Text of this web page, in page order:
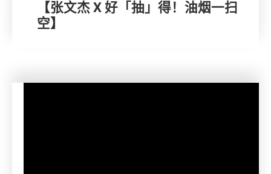
【张文杰 X 好「抽」得！油烟一扫
空】